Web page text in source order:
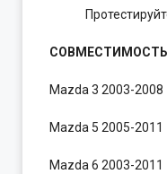
Mazda 3 2003-2008
Mazda 5 2005-2011
Mazda 6 2003-2011